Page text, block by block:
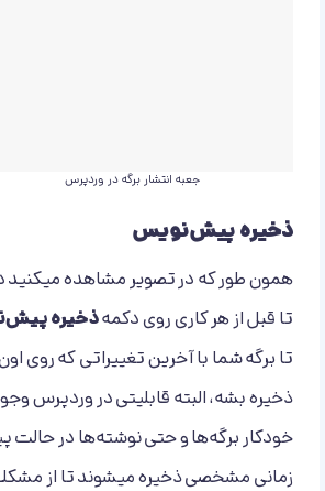
جعبه انتشار برگه در وردپرس
ذخیره پیش‌نویس
همون طور که در تصویر مشاهده میکنید
تا قبل از هر کاری روی دکمهذخیره
تا برگه شما با آخرین تغییراتی که روی
ذخیره بشه، البته قابلیتی در وردپرس
خودکار برگه‌ها و حتی نوشته‌ها در حالت
زمانی مشخصی ذخیره میشوند تا از